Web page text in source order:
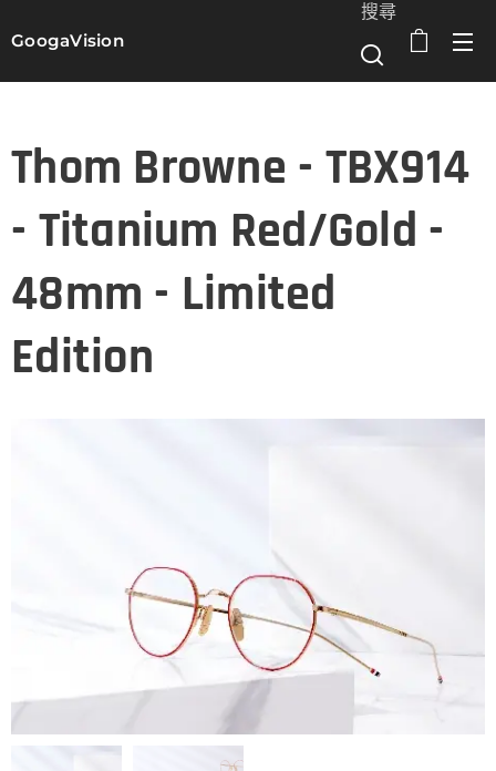
GoogaVision
搜尋
Thom Browne - TBX914
- Titanium Red/Gold -
48mm - Limited
Edition